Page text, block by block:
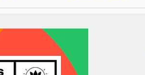
idioma en la parte superior de